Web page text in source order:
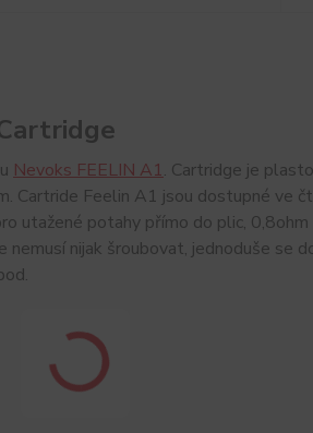
Nevoks FEELIN A1. Cartridge je
Cartride Feelin A1 jsou dostupné ve
utažené potahy přímo do plic,
nijak šroubovat, jednoduše se